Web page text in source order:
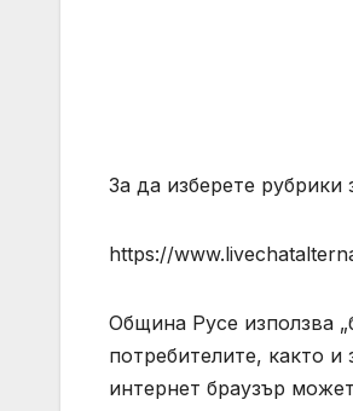
За да изберете
https://
Община Русе използва
потребителите, както
интернет браузър